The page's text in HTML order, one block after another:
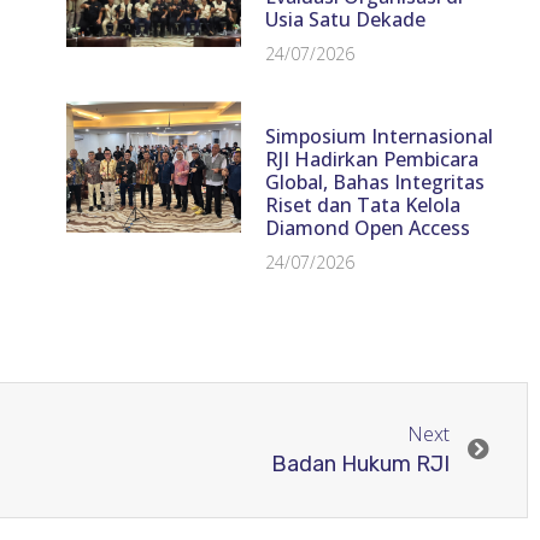
Usia Satu Dekade
24/07/2026
Simposium Internasional
RJI Hadirkan Pembicara
Global, Bahas Integritas
Riset dan Tata Kelola
Diamond Open Access
24/07/2026
Next
Badan Hukum RJI